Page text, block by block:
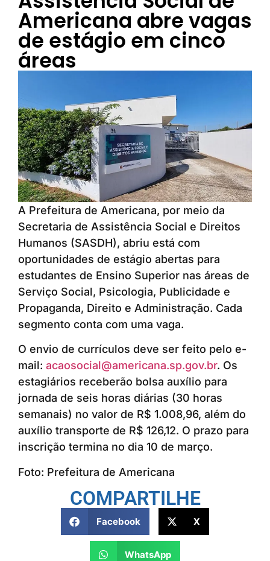
Americana abre vagas
de estágio em cinco
áreas
A Prefeitura de Americana, por meio da
Secretaria de Assistência Social e Direitos
Humanos (SASDH), abriu está com
oportunidades de estágio abertas para
estudantes de Ensino Superior nas áreas de
Serviço Social, Psicologia, Publicidade e
Propaganda, Direito e Administração. Cada
segmento conta com uma vaga.
O envio de currículos deve ser feito pelo e-
mail: acaosocial@americana.sp.gov.br. Os
estagiários receberão bolsa auxílio para
jornada de seis horas diárias (30 horas
semanais) no valor de R$ 1.008,96, além do
auxílio transporte de R$ 126,12. O prazo para
inscrição termina no dia 10 de março.
Foto: Prefeitura de Americana
COMPARTILHE
Facebook X
WhatsApp